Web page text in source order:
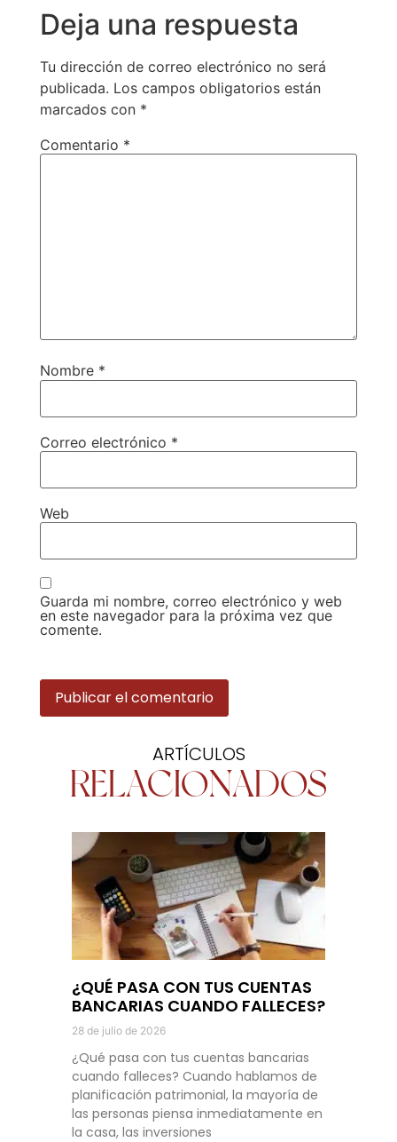
Deja una respuesta
Tu dirección de correo electrónico no será
publicada. Los campos obligatorios están
marcados con *
Comentario *
Nombre *
Correo electrónico *
Web
Guarda mi nombre, correo electrónico y web
en este navegador para la próxima vez que
comente.
ARTÍCULOS
RELACIONADOS
¿QUÉ PASA CON TUS CUENTAS
BANCARIAS CUANDO FALLECES?
28 de julio de 2026
¿Qué pasa con tus cuentas bancarias
cuando falleces? Cuando hablamos de
planificación patrimonial, la mayoría de
las personas piensa inmediatamente en
la casa, las inversiones